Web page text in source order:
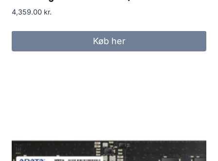
4,359.00 kr.
Køb her